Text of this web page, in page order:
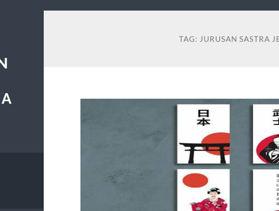
TAG: JURUSAN SASTRA